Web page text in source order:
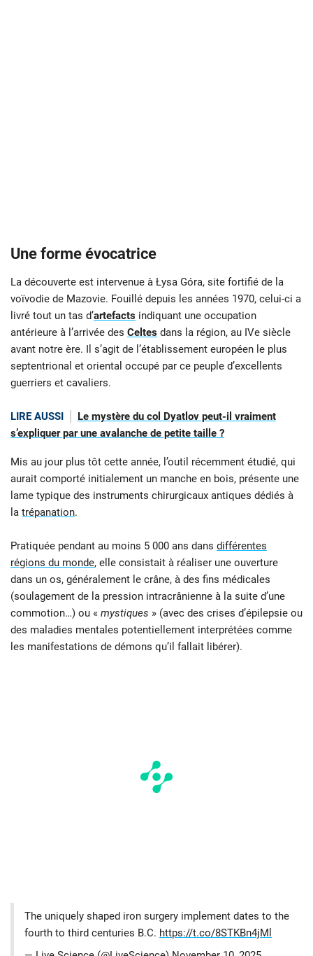
Une forme évocatrice
La découverte est intervenue à Łysa Góra, site fortifié de la
voïvodie de Mazovie. Fouillé depuis les années 1970, celui-ci a
livré tout un tas d’artefacts indiquant une occupation
antérieure à l’arrivée des Celtes dans la région, au IVe siècle
avant notre ère. Il s’agit de l’établissement européen le plus
septentrional et oriental occupé par ce peuple d’excellents
guerriers et cavaliers.
LIRE AUSSI
Le mystère du col Dyatlov peut-il vraiment
s’expliquer par une avalanche de petite taille ?
Mis au jour plus tôt cette année, l’outil récemment étudié, qui
aurait comporté initialement un manche en bois, présente une
lame typique des instruments chirurgicaux antiques dédiés à
la trépanation.
Pratiquée pendant au moins 5 000 ans dans différentes
régions du monde, elle consistait à réaliser une ouverture
dans un os, généralement le crâne, à des fins médicales
(soulagement de la pression intracrânienne à la suite d’une
commotion…) ou « mystiques » (avec des crises d’épilepsie ou
des maladies mentales potentiellement interprétées comme
les manifestations de démons qu’il fallait libérer).
The uniquely shaped iron surgery implement dates to the
fourth to third centuries B.C. https://t.co/8STKBn4jMl